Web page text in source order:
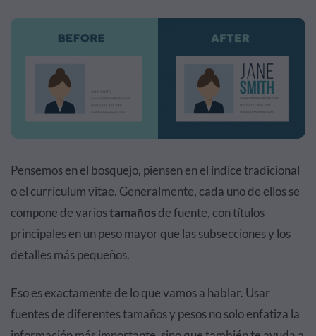
Pensemos en el bosquejo, piensen en el índice tradicional
o el curriculum vitae. Generalmente, cada uno de ellos se
compone de variostamañosde fuente, con títulos
principales en un peso mayor que las subsecciones y los
detalles más pequeños.
Eso es exactamente de lo que vamos a hablar. Usar
fuentes de diferentes tamaños y pesos no solo enfatiza la